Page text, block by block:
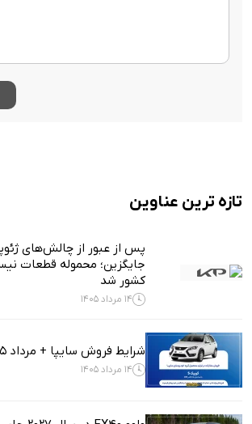
تازه ترین عناوین
پس از عبور از چالش‌های
جایگزین؛ محموله قطعات
کشور شد
14 مرداد 1405
شرایط فروش سایپا + مرداد 1405
14 مرداد 1405